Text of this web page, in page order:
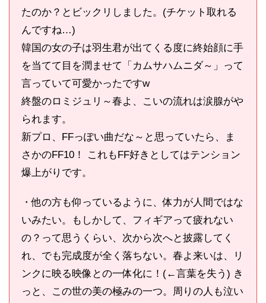
たのか？とビックリしました。(チケット取れる
んですね…)
韓国の女の子は羽生君が出てくる度に終始顔に手
を当てて目を潤ませて「カムサハムニダ～」って
言っていて可愛かったですw
終盤のロミジュリ～春よ、こいの流れは涙腺がや
られます。
新プロ、FFっぽい曲だな～と思っていたら、ま
さかのFF10！ これもFF好きとしてはテンション
爆上がりです。
・他の方も仰っているように、体力が人間ではな
いみたい。もしかして、フィギアって疲れない
の？って思うくらい、次から次へと披露してく
れ、でも完成度が全く落ちない。春よ来いは、リ
ンクに映る映像との一体化に！(←言葉を失う) き
っと、この世の美の極みの一つ。周りの人も泣い